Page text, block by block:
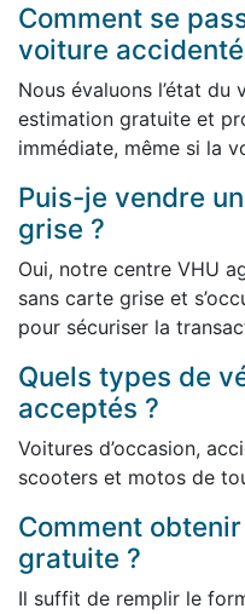
Comment se
voiture
Nous évaluons l’état du
estimation gratuite et
immédiate, même si la
Puis-je vendre
grise ?
Oui, notre centre VHU
sans carte grise et
pour sécuriser la
Quels types de
acceptés ?
Voitures d’occasion,
scooters et motos de
Comment
gratuite ?
Il suffit de remplir le